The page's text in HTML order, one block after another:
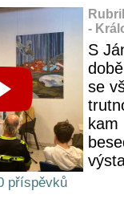
-
S
se
kam
příspěvků